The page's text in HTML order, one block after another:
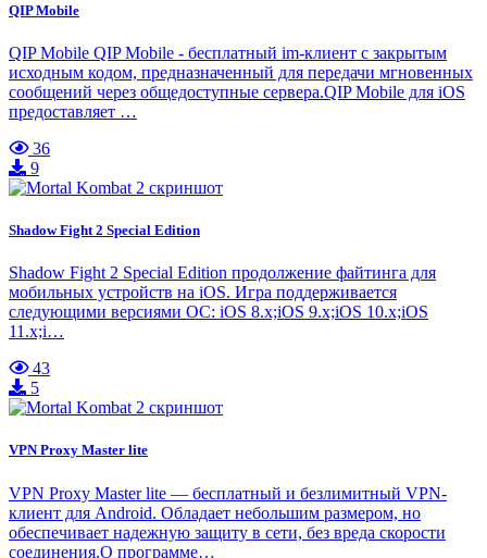
QIP Mobile
QIP Mobile QIP Mobile - бесплатный im-клиент с закрытым
исходным кодом, предназначенный для передачи мгновенных
сообщений через общедоступные сервера.QIP Mobile для iOS
предоставляет …
36
9
Shadow Fight 2 Special Edition
Shadow Fight 2 Special Edition продолжение файтинга для
мобильных устройств на iOS. Игра поддерживается
следующими версиями ОС: iOS 8.x;iOS 9.x;iOS 10.x;iOS
11.x;i…
43
5
VPN Proxy Master lite
VPN Proxy Master lite — бесплатный и безлимитный VPN-
клиент для Android. Обладает небольшим размером, но
обеспечивает надежную защиту в сети, без вреда скорости
соединения.О программе…